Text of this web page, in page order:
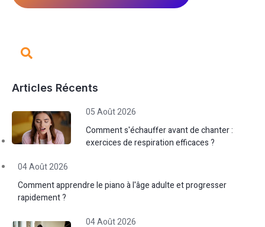
Articles Récents
05 Août 2026
Comment s'échauffer avant de chanter :
exercices de respiration efficaces ?
04 Août 2026
Comment apprendre le piano à l'âge adulte et progresser
rapidement ?
04 Août 2026